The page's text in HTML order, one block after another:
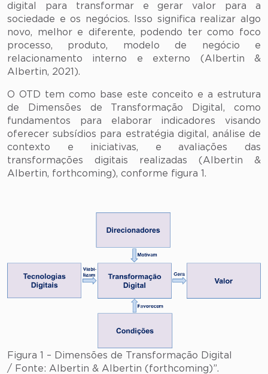
digital para transformar e gerar valor para a
sociedade e os negócios. Isso significa realizar algo
novo, melhor e diferente, podendo ter como foco
processo, produto, modelo de negócio e
relacionamento interno e externo (Albertin &
Albertin, 2021).
O OTD tem como base este conceito e a estrutura
de Dimensões de Transformação Digital, como
fundamentos para elaborar indicadores visando
oferecer subsídios para estratégia digital, análise de
contexto e iniciativas, e avaliações das
transformações digitais realizadas (Albertin &
Albertin, forthcoming), conforme figura 1.
Figura 1 – Dimensões de Transformação Digital
/ Fonte: Albertin & Albertin (forthcoming)”.